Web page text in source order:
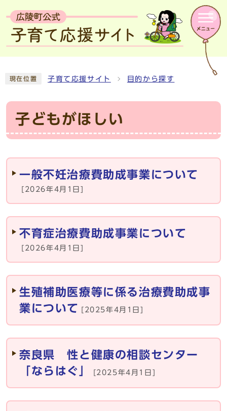
現在位置 子育て応援サイト 目的から探す
子どもがほしい
メインメニュー
一般不妊治療費助成事業について
[2026年4月1日]
不育症治療費助成事業について
[2026年4月1日]
生殖補助医療等に係る治療費助成事
業について
[2025年4月1日]
奈良県 性と健康の相談センター
「ならはぐ」
[2025年4月1日]